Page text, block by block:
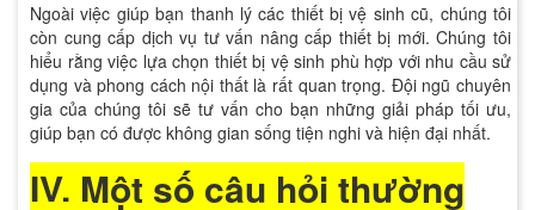
Ngoài việc giúp bạn thanh lý các thiết bị vệ sinh cũ, chúng tôi
còn cung cấp dịch vụ tư vấn nâng cấp thiết bị mới. Chúng tôi
hiểu rằng việc lựa chọn thiết bị vệ sinh phù hợp với nhu cầu sử
dụng và phong cách nội thất là rất quan trọng. Đội ngũ chuyên
gia của chúng tôi sẽ tư vấn cho bạn những giải pháp tối ưu,
giúp bạn có được không gian sống tiện nghi và hiện đại nhất.
IV. Một số câu hỏi thường